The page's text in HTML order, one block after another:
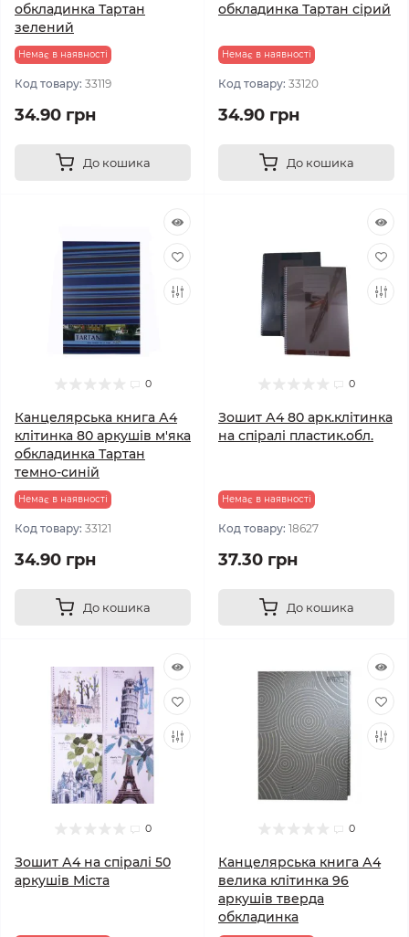
обкладинка Тартан
зелений
Немає в наявності
Код товару: 33119
34.90 грн
До кошика
обкладинка Тартан сірий
Немає в наявності
Код товару: 33120
34.90 грн
До кошика
0
Канцелярська книга А4
клітинка 80 аркушів м'яка
обкладинка Тартан
темно-синій
Немає в наявності
Код товару: 33121
34.90 грн
До кошика
0
Зошит А4 80 арк.клітинка
на спіралі пластик.обл.
Немає в наявності
Код товару: 18627
37.30 грн
До кошика
0
Зошит А4 на спіралі 50
аркушів Міста
0
Канцелярська книга А4
велика клітинка 96
аркушів тверда
обкладинка